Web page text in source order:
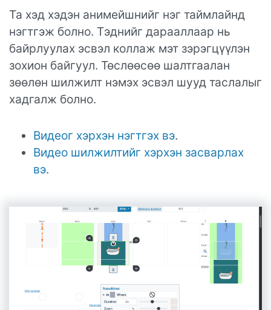
Та хэд хэдэн анимейшнийг нэг таймлайнд
нэгтгэж болно. Тэднийг дарааллаар нь
байрлуулах эсвэл коллаж мэт зэрэгцүүлэн
зохион байгуул. Төслөөсөө шалтгаалан
зөөлөн шилжилт нэмэх эсвэл шууд таслалыг
хадгалж болно.
Видеог хэрхэн нэгтгэх вэ.
Видео шилжилтийг хэрхэн засварлах
вэ.